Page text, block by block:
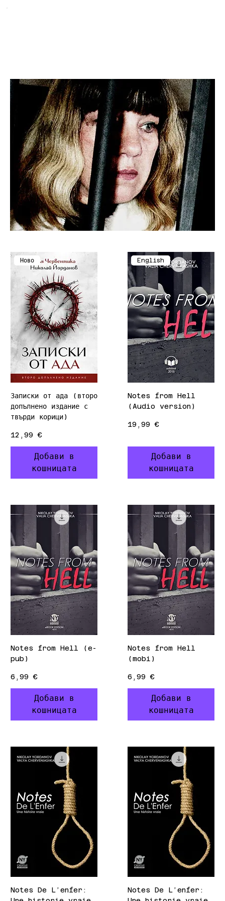
Ново
Записки от ада (второ
допълнено издание с
твърди корици)
Цена
12,99 €
Добави в
кошницата
English
Notes from Hell
(Audio version)
Цена
19,99 €
Добави в
кошницата
Notes from Hell (e-
pub)
Цена
6,99 €
Добави в
кошницата
Notes from Hell
(mobi)
Цена
6,99 €
Добави в
кошницата
Notes De L’enfer:
Notes De L’enfer: